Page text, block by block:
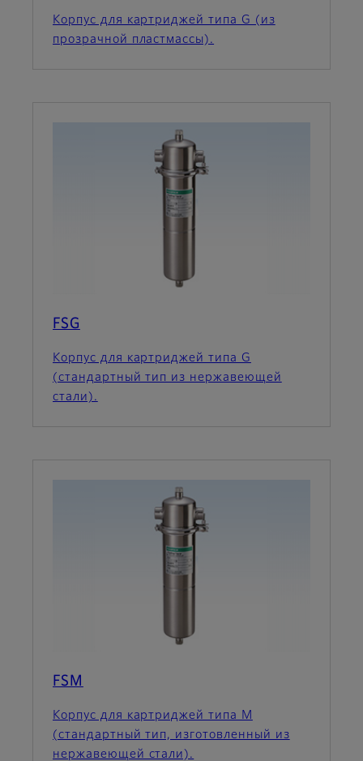
Корпус для картриджей типа G (из
прозрачной пластмассы).
FSG
Корпус для картриджей типа G
(стандартный тип из нержавеющей
стали).
FSM
Корпус для картриджей типа M
(стандартный тип, изготовленный из
нержавеющей стали).